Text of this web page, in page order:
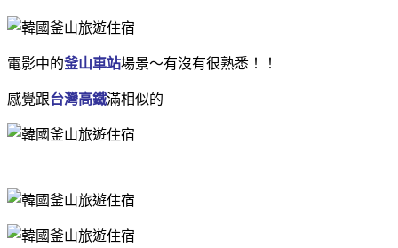
電影中的釜山車站場景～有沒有很熟悉！！
感覺跟台灣高鐵滿相似的